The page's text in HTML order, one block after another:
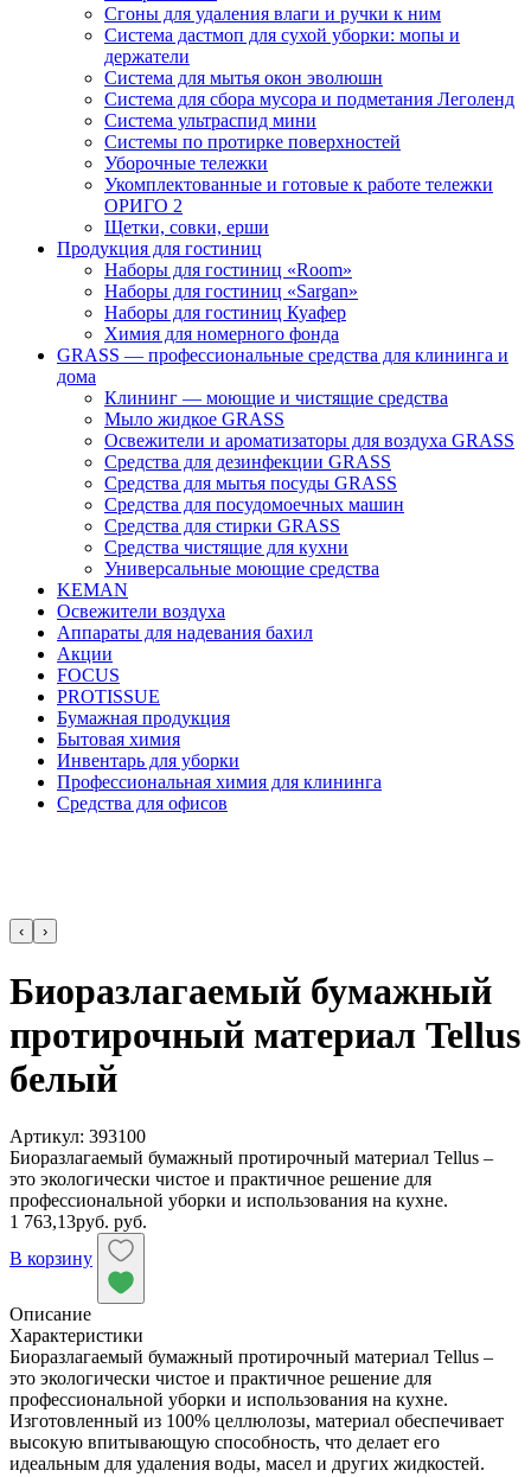
Сгоны для удаления влаги и ручки к ним
Система дастмоп для сухой уборки: мопы и
держатели
Система для мытья окон эволюшн
Система для сбора мусора и подметания Леголенд
Система ультраспид мини
Системы по протирке поверхностей
Уборочные тележки
Укомплектованные и готовые к работе тележки
ОРИГО 2
Щетки, совки, ерши
Продукция для гостиниц
Наборы для гостиниц «Room»
Наборы для гостиниц «Sargan»
Наборы для гостиниц Куафер
Химия для номерного фонда
GRASS — профессиональные средства для клининга и
дома
Клининг — моющие и чистящие средства
Мыло жидкое GRASS
Освежители и ароматизаторы для воздуха GRASS
Средства для дезинфекции GRASS
Средства для мытья посуды GRASS
Средства для посудомоечных машин
Средства для стирки GRASS
Средства чистящие для кухни
Универсальные моющие средства
KEMAN
Освежители воздуха
Аппараты для надевания бахил
Акции
FOCUS
PROTISSUE
Бумажная продукция
Бытовая химия
Инвентарь для уборки
Профессиональная химия для клининга
Средства для офисов
‹ ›
Биоразлагаемый бумажный
протирочный материал Tellus
белый
Артикул: 393100
Биоразлагаемый бумажный протирочный материал Tellus –
это экологически чистое и практичное решение для
профессиональной уборки и использования на кухне.
1 763,13руб. руб.
В корзину
Описание
Характеристики
Биоразлагаемый бумажный протирочный материал Tellus –
это экологически чистое и практичное решение для
профессиональной уборки и использования на кухне.
Изготовленный из 100% целлюлозы, материал обеспечивает
высокую впитывающую способность, что делает его
идеальным для удаления воды, масел и других жидкостей.